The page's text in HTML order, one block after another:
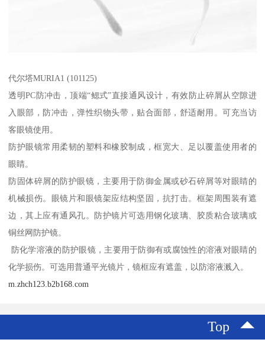
代尔塔MURIA1 (101125)
透明PC防冲击，顶端“鳃式”直接通风设计，有效防止碎屑从空隙进
入眼部，防冲击，弹性织物头带，贴合面部，舒适耐用。可充当访
客眼镜使用。
防护眼镜常用柔韧的塑料和橡胶制成，框宽大、足以覆盖使用者的
眼睛。
防固体碎屑的防护眼镜，主要用于防御金属或砂石碎屑等对眼睛的
机械损伤。眼镜片和眼镜架应结构坚固，抗打击。框架周围装有遮
边，其上应有通风孔。防护镜片可选用钢化玻璃、胶质粘合玻璃或
铜丝网防护镜。
防化学溶液的防护眼镜，主要用于防御有或腐蚀性的溶液对眼睛的
化学损伤。可选用普通平光镜片，镜框应有遮盖，以防溶液溅入。
m.zhch123.b2b168.com
Top